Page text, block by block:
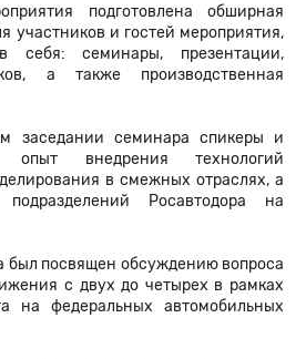
подготовлена обширная
участников и гостей мероприятия,
себя: семинары, презентации,
а также производственная
заседании семинара спикеры и
опыт внедрения технологий
в смежных отраслях, а
Росавтодора на
был посвящен обсуждению вопроса
с двух до четырех в рамках
на федеральных автомобильных